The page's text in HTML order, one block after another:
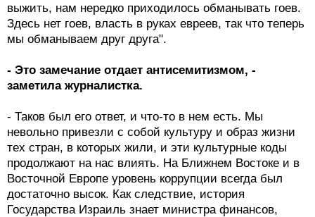
выжить, нам нередко приходилось обманывать гоев.
Здесь нет гоев, власть в руках евреев, так что теперь
мы обманываем друг друга".
- Это замечание отдает антисемитизмом, -
заметила журналистка.
- Таков был его ответ, и что-то в нем есть. Мы
невольно привезли с собой культуру и образ жизни
тех стран, в которых жили, и эти культурные коды
продолжают на нас влиять. На Ближнем Востоке и в
Восточной Европе уровень коррупции всегда был
достаточно высок. Как следствие, история
Государства Израиль знает министра финансов,